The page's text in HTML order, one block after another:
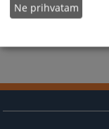
Ne prihvatam